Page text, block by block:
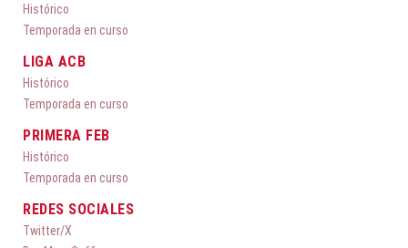
Histórico
Temporada en curso
LIGA ACB
Histórico
Temporada en curso
PRIMERA FEB
Histórico
Temporada en curso
REDES SOCIALES
Twitter/X